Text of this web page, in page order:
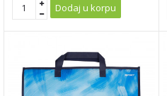
Dodaj u korpu